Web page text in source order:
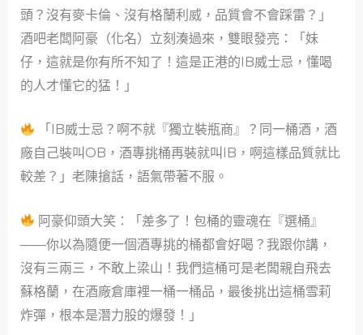
頭？沒有麥卡倫、沒有格蘭利威，品質會不會踩雷？」
酒吧老闆阿豪（化名）立刻湊過來，雙眼發亮：「妹
仔，這就是你有所不知了！這是正港的IB威士忌，懂喝
的人才懂它的猛！」
「IB威士忌？啊不就『獨立裝瓶商』？同一桶酒，酒
廠自己裝叫OB，酒專挑桶再裝就叫IB，啊這樣品質就比
較差？」老陳搶話，語氣帶著不服。
阿豪仰頭大笑：「差多了！包桶的靈魂在『選桶』
——你以為隨便一個酒專挑的桶都會好喝？我跟你講，
沒有三兩三，不敢上梁山！我們這桶可是老闆親自飛去
蘇格蘭，在酒廠倉庫裡一桶一桶品，最後挑出這桶雪莉
炸彈，根本是潛力股的爆發！」